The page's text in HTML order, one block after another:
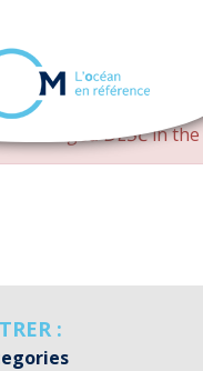
changed DESCin the
: